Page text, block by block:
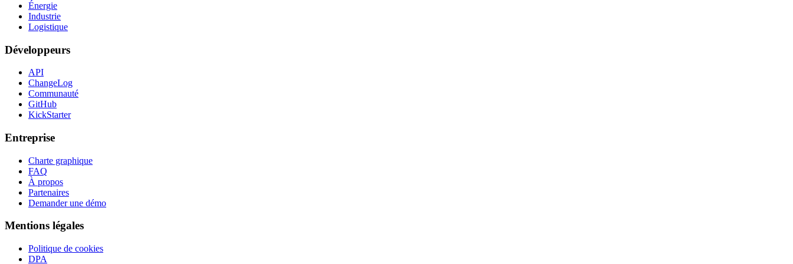
Énergie
Industrie
Logistique
Développeurs
API
ChangeLog
Communauté
GitHub
KickStarter
Entreprise
Charte graphique
FAQ
À propos
Partenaires
Demander une démo
Mentions légales
Politique de cookies
DPA